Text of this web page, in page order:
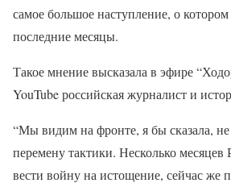
самое большое наступление, о
последние месяцы.
Такое мнение высказала в эфире
YouTube российская журналист и
“Мы видим на фронте, я бы сказала, не
перемену тактики. Несколько месяцев
вести войну на истощение, сейчас же